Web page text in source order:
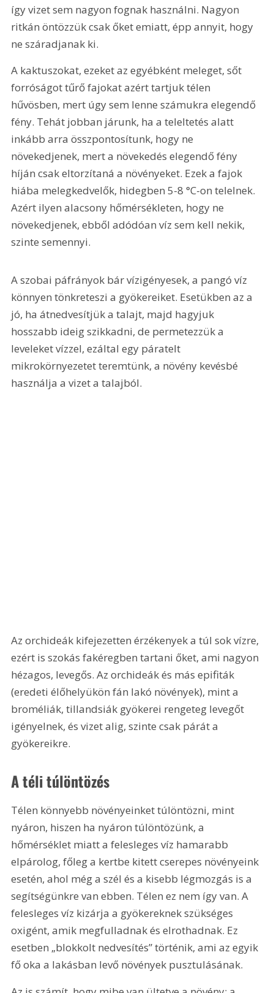
így vizet sem nagyon fognak használni. Nagyon
ritkán öntözzük csak őket emiatt, épp annyit, hogy
ne száradjanak ki.
A kaktuszokat, ezeket az egyébként meleget, sőt
forróságot tűrő fajokat azért tartjuk télen
hűvösben, mert úgy sem lenne számukra elegendő
fény. Tehát jobban járunk, ha a teleltetés alatt
inkább arra összpontosítunk, hogy ne
növekedjenek, mert a növekedés elegendő fény
híján csak eltorzítaná a növényeket. Ezek a fajok
hiába melegkedvelők, hidegben 5-8 °C-on telelnek.
Azért ilyen alacsony hőmérsékleten, hogy ne
növekedjenek, ebből adódóan víz sem kell nekik,
szinte semennyi.
A szobai páfrányok bár vízigényesek, a pangó víz
könnyen tönkreteszi a gyökereiket. Esetükben az a
jó, ha átnedvesítjük a talajt, majd hagyjuk
hosszabb ideig szikkadni, de permetezzük a
leveleket vízzel, ezáltal egy páratelt
mikrokörnyezetet teremtünk, a növény kevésbé
használja a vizet a talajból.
Az orchideák kifejezetten érzékenyek a túl sok vízre,
ezért is szokás fakéregben tartani őket, ami nagyon
hézagos, levegős. Az orchideák és más epifiták
(eredeti élőhelyükön fán lakó növények), mint a
broméliák, tillandsiák gyökerei rengeteg levegőt
igényelnek, és vizet alig, szinte csak párát a
gyökereikre.
A téli túlöntözés
Télen könnyebb növényeinket túlöntözni, mint
nyáron, hiszen ha nyáron túlöntözünk, a
hőmérséklet miatt a felesleges víz hamarabb
elpárolog, főleg a kertbe kitett cserepes növényeink
esetén, ahol még a szél és a kisebb légmozgás is a
segítségünkre van ebben. Télen ez nem így van. A
felesleges víz kizárja a gyökereknek szükséges
oxigént, amik megfulladnak és elrothadnak. Ez
esetben „blokkolt nedvesítés” történik, ami az egyik
fő oka a lakásban levő növények pusztulásának.